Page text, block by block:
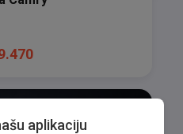
aplikaciju